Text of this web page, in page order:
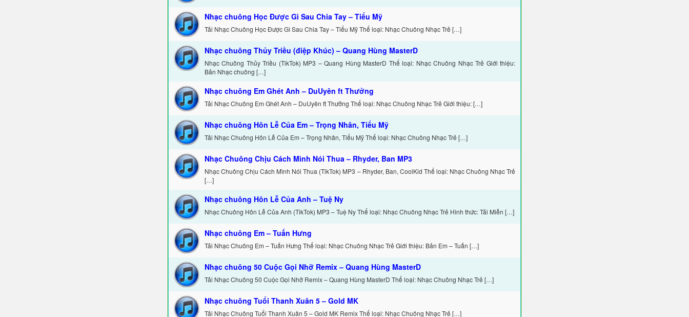
Nhạc chuông Học Được Gì Sau Chia Tay – Tiểu Mỹ
Tải Nhạc Chuông Học Được Gì Sau Chia Tay – Tiểu Mỹ Thể loại: Nhạc Chuông Nhạc Trẻ […]
Nhạc chuông Thủy Triều (điệp Khúc) – Quang Hùng MasterD
Nhạc Chuông Thủy Triều (TikTok) MP3 – Quang Hùng MasterD Thể loại: Nhạc Chuông Nhạc Trẻ Giới thiệu:
Bản Nhạc chuông […]
Nhạc chuông Em Ghét Anh – DuUyên ft Thưởng
Tải Nhạc Chuông Em Ghét Anh – DuUyên ft Thưởng Thể loại: Nhạc Chuông Nhạc Trẻ Giới thiệu: […]
Nhạc chuông Hôn Lễ Của Em – Trọng Nhân, Tiểu Mỹ
Tải Nhạc Chuông Hôn Lễ Của Em – Trọng Nhân, Tiểu Mỹ Thể loại: Nhạc Chuông Nhạc Trẻ […]
Nhạc Chuông Chịu Cách Mình Nói Thua – Rhyder, Ban MP3
Nhạc Chuông Chịu Cách Mình Nói Thua (TikTok) MP3 – Rhyder, Ban, CoolKid Thể loại: Nhạc Chuông Nhạc Trẻ
[…]
Nhạc chuông Hôn Lễ Của Anh – Tuệ Ny
Nhạc Chuông Hôn Lễ Của Anh (TikTok) MP3 – Tuệ Ny Thể loại: Nhạc Chuông Nhạc Trẻ Hình thức: Tải Miễn […]
Nhạc chuông Em – Tuấn Hưng
Tải Nhạc Chuông Em – Tuấn Hưng Thể loại: Nhạc Chuông Nhạc Trẻ Giới thiệu: Bản Em – Tuấn […]
Nhạc chuông 50 Cuộc Gọi Nhỡ Remix – Quang Hùng MasterD
Tải Nhạc Chuông 50 Cuộc Gọi Nhỡ Remix – Quang Hùng MasterD Thể loại: Nhạc Chuông Nhạc Trẻ […]
Nhạc chuông Tuổi Thanh Xuân 5 – Gold MK
Tải Nhạc Chuông Tuổi Thanh Xuân 5 – Gold MK Remix Thể loại: Nhạc Chuông Nhạc Trẻ […]